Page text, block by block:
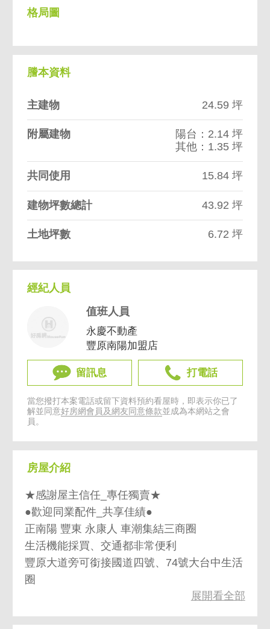
格局圖
謄本資料
主建物 24.59 坪
附屬建物
陽台：2.14 坪
其他：1.35 坪
共同使用 15.84 坪
建物坪數總計 43.92 坪
土地坪數 6.72 坪
經紀人員
值班人員
永慶不動產
豐原南陽加盟店
留訊息 打電話
當您撥打本案電話或留下資料預約看屋時，即表示你已了
解並同意好房網會員及網友同意條款並成為本網站之會
員。
房屋介紹
★感謝屋主信任_專任獨賣★
●歡迎同業配件_共享佳績●
正南陽 豐東 永康人 車潮集結三商圈
生活機能採買、交通都非常便利
豐原大道旁可銜接國道四號、74號大台中生活
圈
展開看全部